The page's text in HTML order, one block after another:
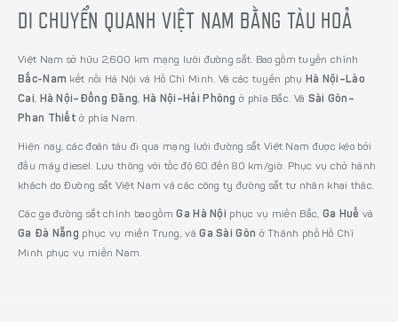
DI CHUYỂN QUANH VIỆT NAM BẰNG TÀU HOẢ
Việt Nam sở hữu 2,600 km mạng lưới đường sắt. Bao gồm tuyến chính
Bắc-Nam kết nối Hà Nội và Hồ Chí Minh. Và các tuyến phụ Hà Nội–Lào
Cai, Hà Nội–Đồng Đăng, Hà Nội–Hải Phòng ở phía Bắc. Và Sài Gòn–
Phan Thiết ở phía Nam.
Hiện nay, các đoàn tàu đi qua mạng lưới đường sắt Việt Nam được kéo bởi
đầu máy diesel. Lưu thông với tốc độ 60 đến 80 km/giờ. Phục vụ chở hành
khách do Đường sắt Việt Nam và các công ty đường sắt tư nhân khai thác.
Các ga đường sắt chính bao gồmGa Hà Nội phục vụ miền Bắc, Ga Huế và
Ga Đà Nẵng phục vụ miền Trung, vàGa Sài Gòn ở Thành phố Hồ Chí
Minh phục vụ miền Nam.